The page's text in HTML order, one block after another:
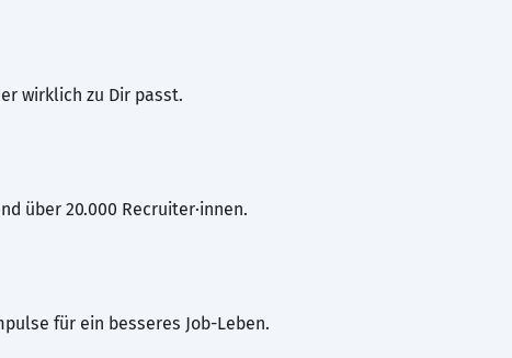
wirklich zu Dir passt.
über 20.000 Recruiter·innen.
für ein besseres Job-Leben.